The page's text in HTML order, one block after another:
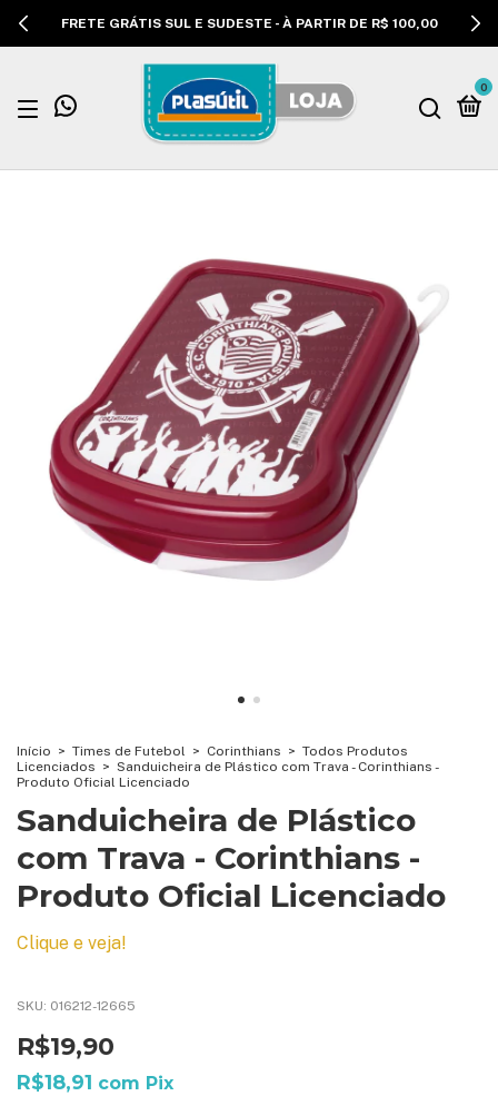
FRETE GRÁTIS SUL E SUDESTE - À PARTIR DE R$ 100,00
0
Início > Times de Futebol > Corinthians > Todos Produtos
Licenciados > Sanduicheira de Plástico com Trava - Corinthians -
Produto Oficial Licenciado
Sanduicheira de Plástico
com Trava - Corinthians -
Produto Oficial Licenciado
Clique e veja!
SKU: 016212-12665
R$19,90
R$18,91 com Pix